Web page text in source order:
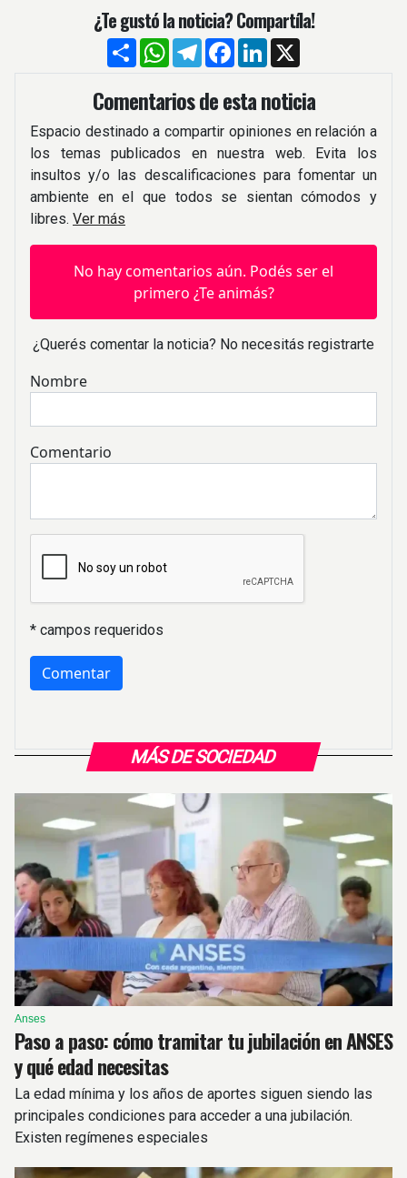
MÁS DE SOCIEDAD
Anses
Paso a paso: cómo tramitar tu jubilación en ANSES
y qué edad necesitas
La edad mínima y los años de aportes siguen siendo las
principales condiciones para acceder a una jubilación.
Existen regímenes especiales
¿Te gustó la noticia? Compartíla!
CompartirWhatsApp
TelegramFacebook
LinkedIn
Comentarios de esta noticia
Espacio destinado a compartir opiniones en relación a
los temas publicados en nuestra web. Evita los
insultos y/o las descalificaciones para fomentar un
ambiente en el que todos se sientan cómodos y
libres. Ver más
No hay comentarios aún. Podés ser el
primero ¿Te animás?
¿Querés comentar la noticia? No necesitás registrarte
Nombre
Comentario
* campos requeridos